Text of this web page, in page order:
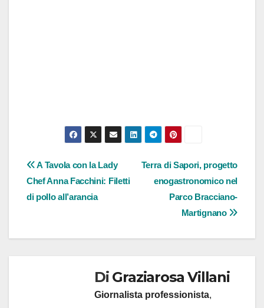
Navigazione
articoli
Terra di Sapori, progetto
enogastronomico nel
Parco Bracciano-
Martignano
A Tavola con la Lady
Chef Anna Facchini: Filetti
di pollo all’arancia
Di Graziarosa Villani
Giornalista professionista,